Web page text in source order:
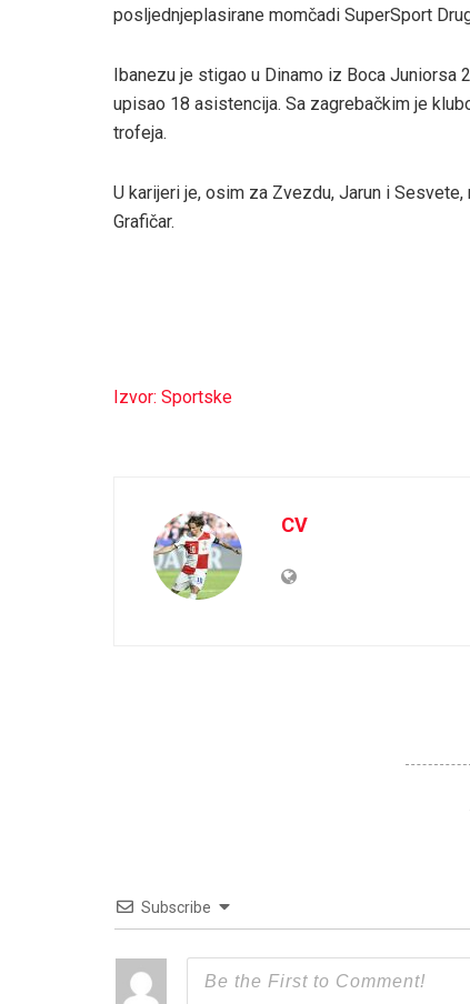
posljednjeplasirane momčadi SuperSport
Ibanezu je stigao u Dinamo iz Boca Juniorsa
upisao 18 asistencija. Sa zagrebačkim je
trofeja.
U karijeri je, osim za Zvezdu, Jarun i
Grafičar.
Izvor: Sportske
CV
Subscribe